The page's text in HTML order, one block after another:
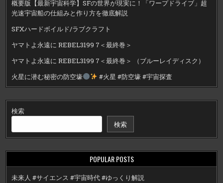
概要版【最新宇宙科学】SFの世界が現実に！「ワープドライブ」超
光速宇宙船の仕組みと作り方を徹底解説
SFXハードボイルド/ラブクラフト
ヤマトよ永遠に REBEL3199 7＜最終巻＞
ヤマトよ永遠に REBEL3199 7＜最終巻＞ （ブルーレイディスク）
火星に潜む秘密の防空壕
#火星 #防空壕 #宇宙探査
検索
検索
POPULAR POSTS
未来人 #サイエンス #宇宙時代 #ゆっくり解説